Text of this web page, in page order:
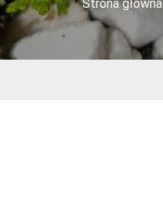
Strona główna